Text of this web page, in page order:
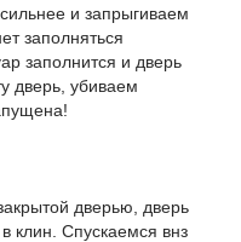
и запрыгиваем
заполняться
заполнится и дверь
дверь, убиваем
дверью, дверь
клин. Спускаемся внз